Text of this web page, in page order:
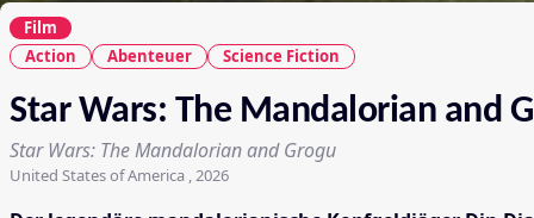
Film
Action
Abenteuer Science Fiction
Star Wars: The Mandalorian and
Star Wars: The Mandalorian and Grogu
United States of America , 2026